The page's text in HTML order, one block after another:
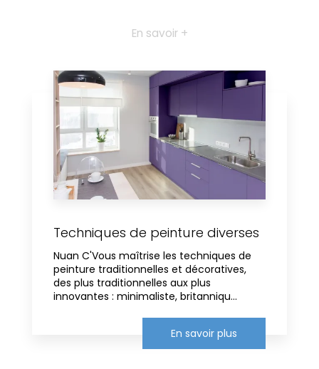
En savoir +
Techniques de peinture diverses
Nuan C'Vous maîtrise les techniques de
peinture traditionnelles et décoratives,
des plus traditionnelles aux plus
innovantes : minimaliste, britanniqu...
En savoir plus